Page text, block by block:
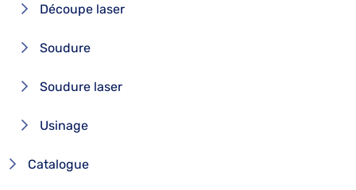
Découpe laser
Soudure
Soudure laser
Usinage
Catalogue